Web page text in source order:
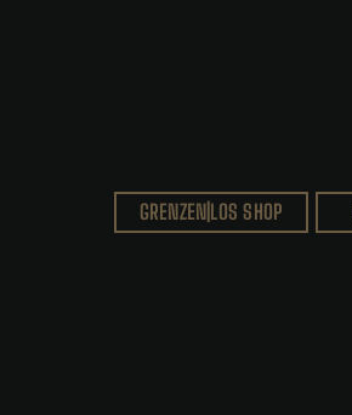
GRENZEN|LOS SHOP